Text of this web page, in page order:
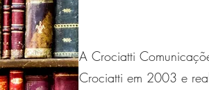
A Crociatti
Crociatti em 2003 e